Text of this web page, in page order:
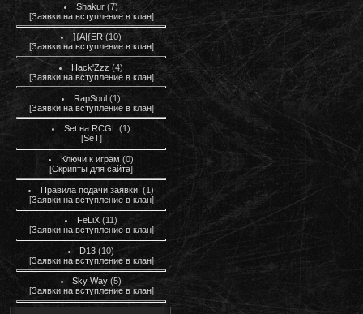
Shakur (7)
[Заявки на вступление в клан]
}{A|{ER (10)
[Заявки на вступление в клан]
Hack'Zzz (4)
[Заявки на вступление в клан]
RapSoul (1)
[Заявки на вступление в клан]
Set на RCGL (1)
[SeT]
Ключи к играм (0)
[Скрипты для сайта]
Правила подачи заявки. (1)
[Заявки на вступление в клан]
FeLiX (11)
[Заявки на вступление в клан]
D13 (10)
[Заявки на вступление в клан]
Sky Way (5)
[Заявки на вступление в клан]